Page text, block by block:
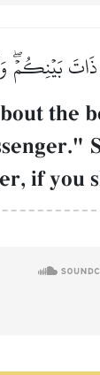
بَيۡنِكُمۡۖ
the
if you